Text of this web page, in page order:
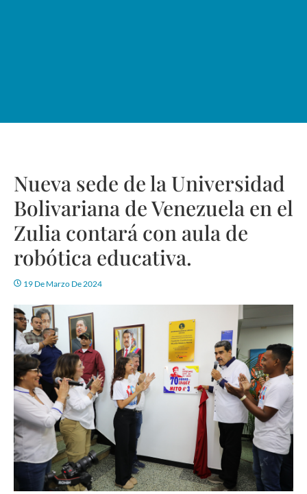
Nueva sede de la Universidad
Bolivariana de Venezuela en el
Zulia contará con aula de
robótica educativa.
19 De Marzo De 2024